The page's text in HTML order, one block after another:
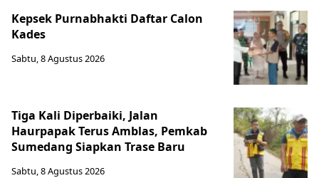
Kepsek Purnabhakti Daftar Calon
Kades
Sabtu, 8 Agustus 2026
Tiga Kali Diperbaiki, Jalan
Haurpapak Terus Amblas, Pemkab
Sumedang Siapkan Trase Baru
Sabtu, 8 Agustus 2026